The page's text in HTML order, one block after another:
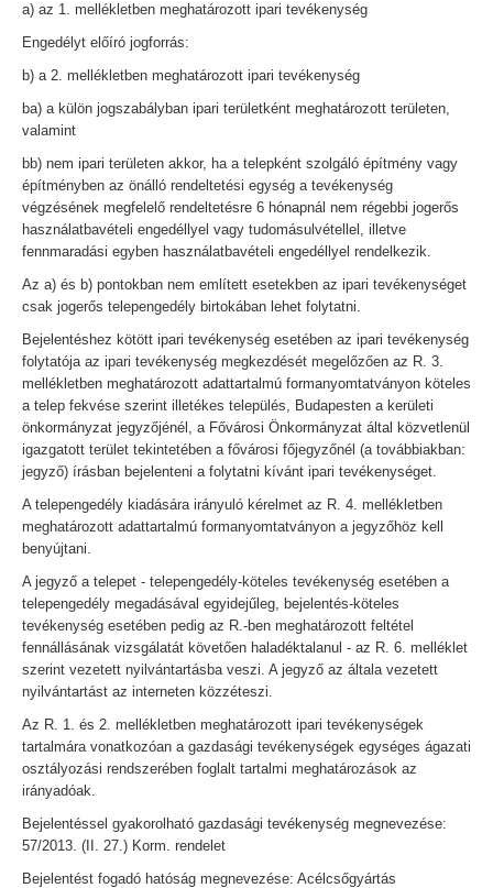
a) az 1. mellékletben meghatározott ipari tevékenység
Engedélyt előíró jogforrás:
b) a 2. mellékletben meghatározott ipari tevékenység
ba) a külön jogszabályban ipari területként meghatározott területen,
valamint
bb) nem ipari területen akkor, ha a telepként szolgáló építmény vagy
építményben az önálló rendeltetési egység a tevékenység
végzésének megfelelő rendeltetésre 6 hónapnál nem régebbi jogerős
használatbavételi engedéllyel vagy tudomásulvétellel, illetve
fennmaradási egyben használatbavételi engedéllyel rendelkezik.
Az a) és b) pontokban nem említett esetekben az ipari tevékenységet
csak jogerős telepengedély birtokában lehet folytatni.
Bejelentéshez kötött ipari tevékenység esetében az ipari tevékenység
folytatója az ipari tevékenység megkezdését megelőzően az R. 3.
mellékletben meghatározott adattartalmú formanyomtatványon köteles
a telep fekvése szerint illetékes település, Budapesten a kerületi
önkormányzat jegyzőjénél, a Fővárosi Önkormányzat által közvetlenül
igazgatott terület tekintetében a fővárosi főjegyzőnél (a továbbiakban:
jegyző) írásban bejelenteni a folytatni kívánt ipari tevékenységet.
A telepengedély kiadására irányuló kérelmet az R. 4. mellékletben
meghatározott adattartalmú formanyomtatványon a jegyzőhöz kell
benyújtani.
A jegyző a telepet - telepengedély-köteles tevékenység esetében a
telepengedély megadásával egyidejűleg, bejelentés-köteles
tevékenység esetében pedig az R.-ben meghatározott feltétel
fennállásának vizsgálatát követően haladéktalanul - az R. 6. melléklet
szerint vezetett nyilvántartásba veszi. A jegyző az általa vezetett
nyilvántartást az interneten közzéteszi.
Az R. 1. és 2. mellékletben meghatározott ipari tevékenységek
tartalmára vonatkozóan a gazdasági tevékenységek egységes ágazati
osztályozási rendszerében foglalt tartalmi meghatározások az
irányadóak.
Bejelentéssel gyakorolható gazdasági tevékenység megnevezése:
57/2013. (II. 27.) Korm. rendelet
Bejelentést fogadó hatóság megnevezése: Acélcsőgyártás